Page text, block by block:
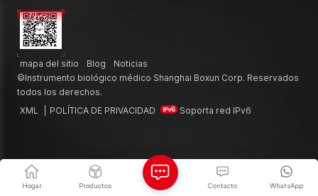
mapa del sitio Blog
Noticias
©Instrumento biológico médico Shanghai Boxun Corp. Reservados
todos los derechos.
XML
POLÍTICA DE PRIVACIDAD Soporta red IPv6
Hogar Productos WhatsApp
Contacto